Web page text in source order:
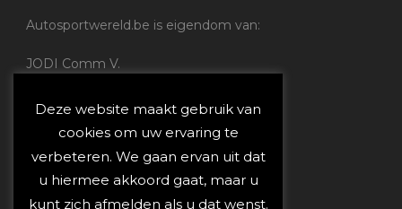
Autosportwereld.be is eigendom van:
JODI Comm V.
Nijverheidsstraat 70
2160 Wommelgem
Autosportwereld.be:
Redactie:joost@autosportwereld.be
Deze website maakt gebruik van
cookies om uw ervaring te
verbeteren. We gaan ervan uit dat
u hiermee akkoord gaat, maar u
kunt zich afmelden als u dat wenst.